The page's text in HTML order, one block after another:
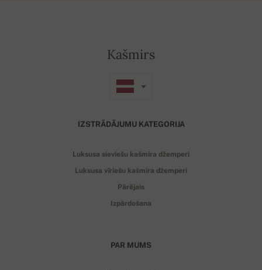
Kašmirs
IZSTRĀDĀJUMU KATEGORIJA
Luksusa sieviešu kašmira džemperi
Luksusa vīriešu kašmira džemperi
Pārējais
Izpārdošana
PAR MUMS